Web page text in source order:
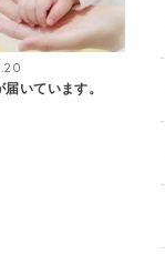
いています。